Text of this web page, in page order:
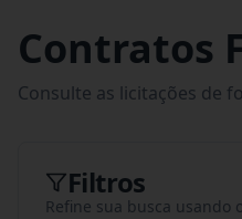
Contratos
Consulte as licitações de
Filtros
Refine sua busca usando